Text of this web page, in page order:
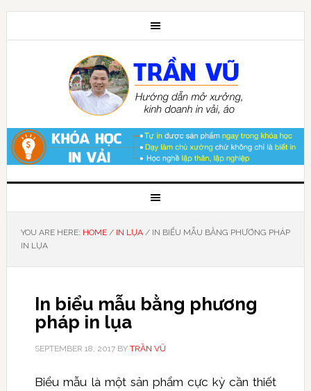
YOU ARE HERE: HOME / IN LỤA /IN BIỂU MẪU BẰNG PHƯƠNG PHÁP
IN LỤA
In biểu mẫu bằng phương
pháp in lụa
SEPTEMBER 18, 2017BY TRẦN VŨ
Biểu mẫu là một sản phẩm cực kỳ cần thiết